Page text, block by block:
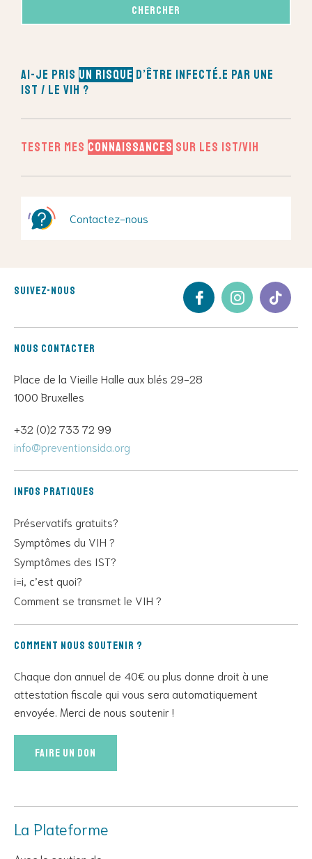
Ai-je pris un risque d’être infecté.e par une
IST / le VIH ?
Tester mes connaissances sur les IST/VIH
Contactez-nous
Suivez-nous
Nous contacter
Place de la Vieille Halle aux blés 29-28
1000 Bruxelles
+32 (0)2 733 72 99
info@preventionsida.org
Infos pratiques
Préservatifs gratuits?
Symptômes du VIH ?
Symptômes des IST?
i=i, c’est quoi?
Comment se transmet le VIH ?
Comment nous soutenir ?
Chaque don annuel de 40€ ou plus donne droit à une
attestation fiscale qui vous sera automatiquement
envoyée. Merci de nous soutenir !
Faire un don
La Plateforme